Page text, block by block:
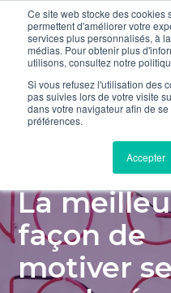
Ce site web stocke des cookies
permettent d'améliorer votre
services plus personnalisés, à
médias. Pour obtenir plus
utilisons, consultez notre
Si vous refusez l'utilisation des
pas suivies lors de votre visite
dans votre navigateur afin de
préférences.
Accepter
Accueil du blog
Management - RH
La
façon de
motiver